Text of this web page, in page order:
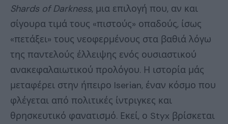
Shards of Darkness, μια επιλογή που, αν και
σίγουρα τιμά τους «πιστούς» οπαδούς, ίσως
«πετάξει» τους νεοφερμένους στα βαθιά λόγω
της παντελούς έλλειψης ενός ουσιαστικού
ανακεφαλαιωτικού προλόγου. Η ιστορία μάς
μεταφέρει στην ήπειρο Iserian, έναν κόσμο που
φλέγεται από πολιτικές ίντριγκες και
θρησκευτικό φανατισμό. Εκεί, ο Styx βρίσκεται